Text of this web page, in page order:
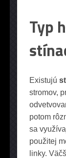
Typ
Existujú
stromov,
potom
sa
použitej
linky.